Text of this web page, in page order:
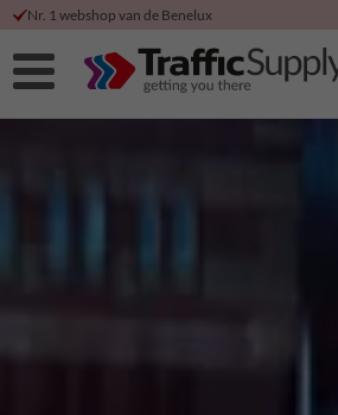
Nr. 1 webshop van de Benelux
Hoge klanttevredenheid
Korting bij directe betaling
Duurzame productie